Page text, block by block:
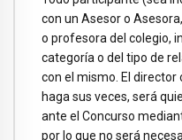
con un Asesor o
o profesora del colegio,
categoría o del tipo de
con el mismo. El director
haga sus veces, será
ante el Concurso
por lo que no será